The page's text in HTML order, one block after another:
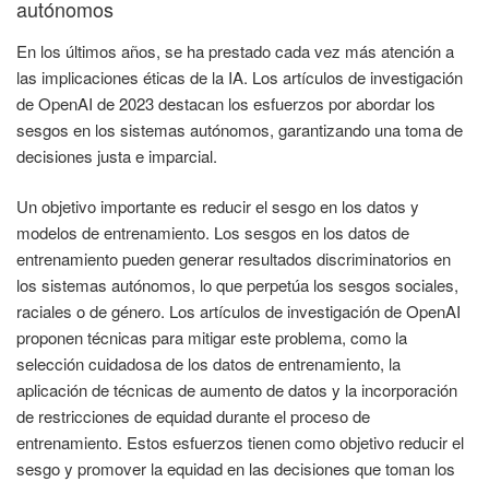
autónomos
En los últimos años, se ha prestado cada vez más atención a
las implicaciones éticas de la IA. Los artículos de investigación
de OpenAI de 2023 destacan los esfuerzos por abordar los
sesgos en los sistemas autónomos, garantizando una toma de
decisiones justa e imparcial.
Un objetivo importante es reducir el sesgo en los datos y
modelos de entrenamiento. Los sesgos en los datos de
entrenamiento pueden generar resultados discriminatorios en
los sistemas autónomos, lo que perpetúa los sesgos sociales,
raciales o de género. Los artículos de investigación de OpenAI
proponen técnicas para mitigar este problema, como la
selección cuidadosa de los datos de entrenamiento, la
aplicación de técnicas de aumento de datos y la incorporación
de restricciones de equidad durante el proceso de
entrenamiento. Estos esfuerzos tienen como objetivo reducir el
sesgo y promover la equidad en las decisiones que toman los